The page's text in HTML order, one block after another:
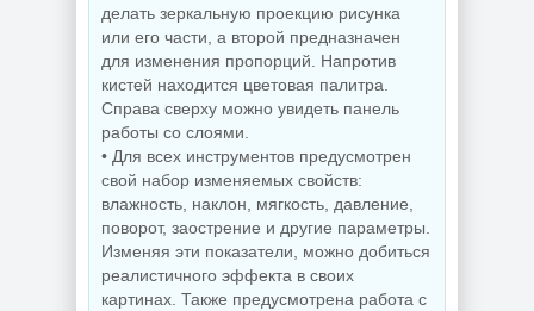
делать зеркальную проекцию рисунка
или его части, а второй предназначен
для изменения пропорций. Напротив
кистей находится цветовая палитра.
Справа сверху можно увидеть панель
работы со слоями.
• Для всех инструментов предусмотрен
свой набор изменяемых свойств:
влажность, наклон, мягкость, давление,
поворот, заострение и другие параметры.
Изменяя эти показатели, можно добиться
реалистичного эффекта в своих
картинах. Также предусмотрена работа с